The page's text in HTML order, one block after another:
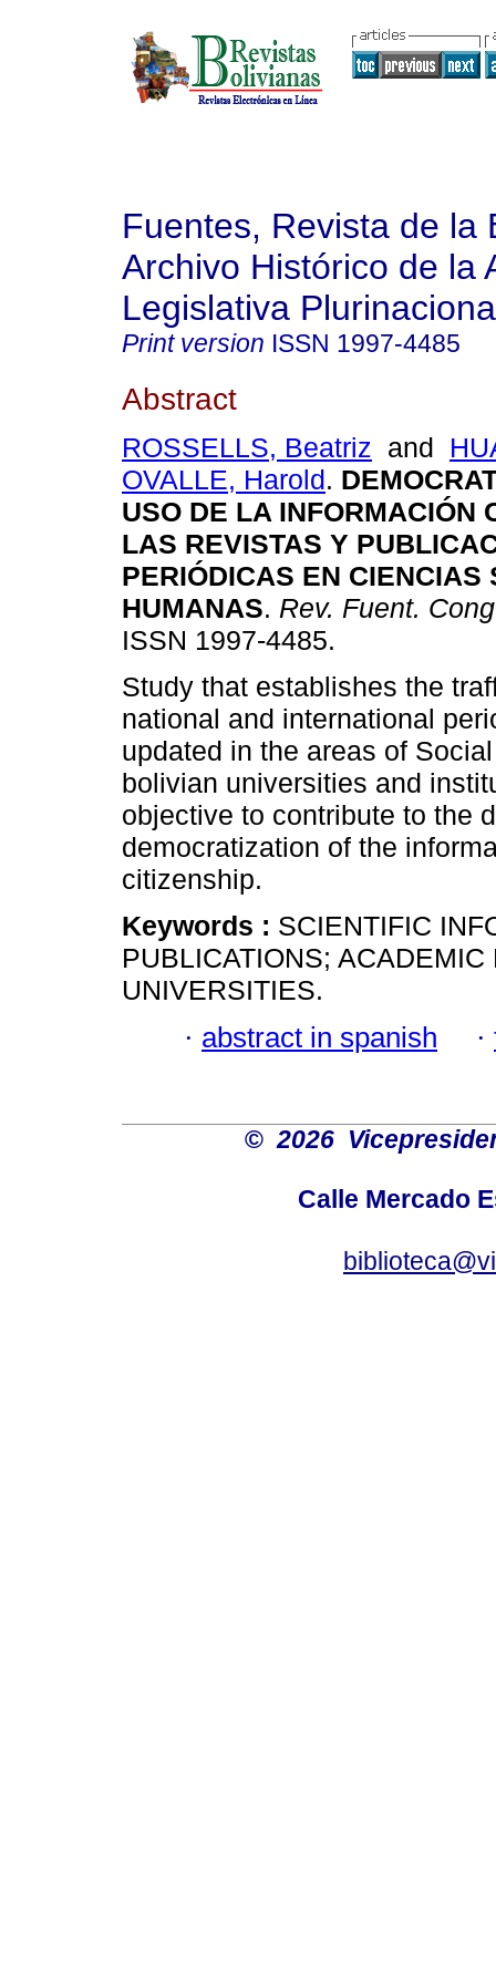
Fuentes, Revista de la
Archivo Histórico de la
Legislativa
Print version ISSN 1997-4485
Abstract
ROSSELLS, Beatriz and
OVALLE, Harold.
USO DE LA INFORMACIÓN
LAS REVISTAS Y
PERIÓDICAS EN CIENCIAS
HUMANAS. Rev. Fuent.
ISSN 1997-4485.
Study that establishes the
national and international
updated in the areas of
bolivian universities and
objective to contribute to the
democratization of the
citizenship.
Keywords : SCIENTIFIC
PUBLICATIONS;
UNIVERSITIES.
· abstract in spanish ·
© 2026
Calle Mercado